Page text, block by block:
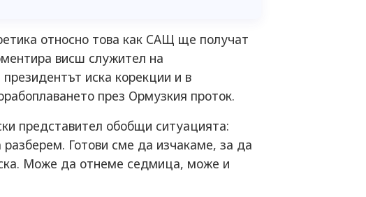
относно това как САЩ ще получат
висш служител на
иска корекции и в
през Ормузкия проток.
представител обобщи ситуацията:
Готови сме да изчакаме, за да
Може да отнеме седмица, може и